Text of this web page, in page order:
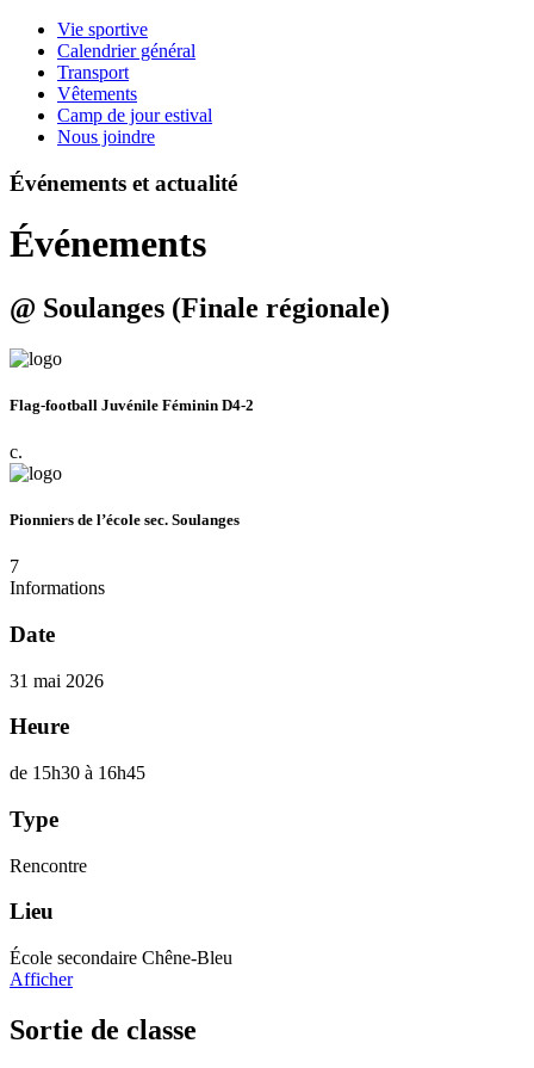
Vie sportive
Calendrier général
Transport
Vêtements
Camp de jour estival
Nous joindre
Événements et actualité
Événements
@ Soulanges (Finale régionale)
Flag-football Juvénile Féminin D4-2
c.
Pionniers de l’école sec. Soulanges
7
Informations
Date
31 mai 2026
Heure
de 15h30 à 16h45
Type
Rencontre
Lieu
École secondaire Chêne-Bleu
Afficher
Sortie de classe